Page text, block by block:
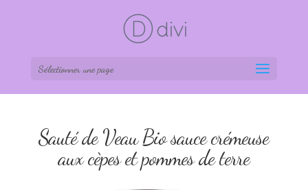
Sélectionner une page
Sauté de Veau Bio sauce crémeuse
aux cèpes et pommes de terre